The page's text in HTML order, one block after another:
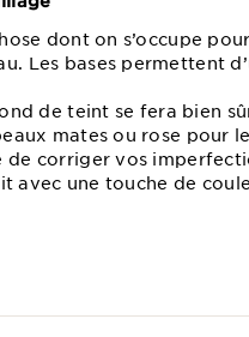
dont on s’occupe
Les bases permettent
de teint se fera bien
mates ou rose pour
corriger vos
avec une touche de